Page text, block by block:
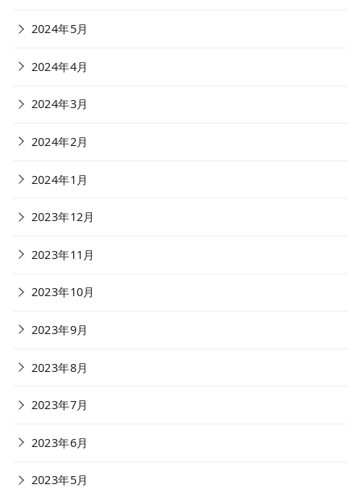
2024年5月
2024年4月
2024年3月
2024年2月
2024年1月
2023年12月
2023年11月
2023年10月
2023年9月
2023年8月
2023年7月
2023年6月
2023年5月